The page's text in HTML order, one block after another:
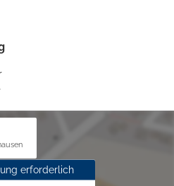
erforderlich